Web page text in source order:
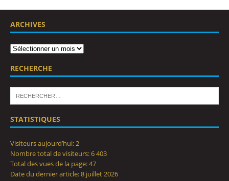
ARCHIVES
RECHERCHE
STATISTIQUES
Visiteurs aujourd’hui:2
Nombre total de visiteurs:6 403
Total des vues de la page:47
Date du dernier article:8 juillet 2026